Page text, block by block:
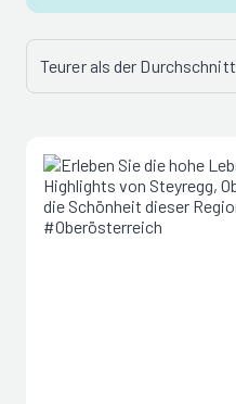
Teurer als der Durchschnitt